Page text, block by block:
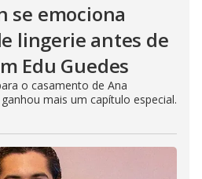
se emociona
lingerie antes de
Edu Guedes
o casamento de Ana
mais um capítulo especial.